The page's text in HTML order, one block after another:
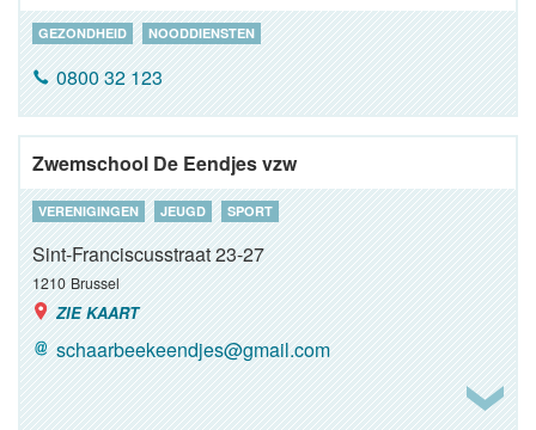
GEZONDHEID NOODDIENSTEN
0800 32 123
Zwemschool De Eendjes vzw
VERENIGINGEN JEUGD SPORT
Sint-Franciscusstraat 23-27
1210 Brussel
ZIE KAART
schaarbeekeendjes@gmail.com